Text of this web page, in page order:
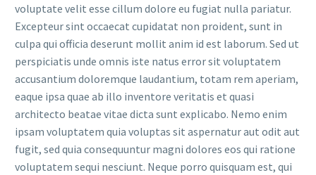
voluptate velit esse cillum dolore eu fugiat nulla pariatur.
Excepteur sint occaecat cupidatat non proident, sunt in
culpa qui officia deserunt mollit anim id est laborum. Sed ut
perspiciatis unde omnis iste natus error sit voluptatem
accusantium doloremque laudantium, totam rem aperiam,
eaque ipsa quae ab illo inventore veritatis et quasi
architecto beatae vitae dicta sunt explicabo. Nemo enim
ipsam voluptatem quia voluptas sit aspernatur aut odit aut
fugit, sed quia consequuntur magni dolores eos qui ratione
voluptatem sequi nesciunt. Neque porro quisquam est, qui